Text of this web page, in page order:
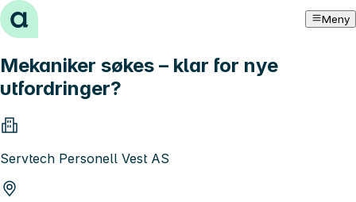
Hopp til innhold Meny
Mekaniker søkes – klar for nye
utfordringer?
Servtech Personell Vest AS